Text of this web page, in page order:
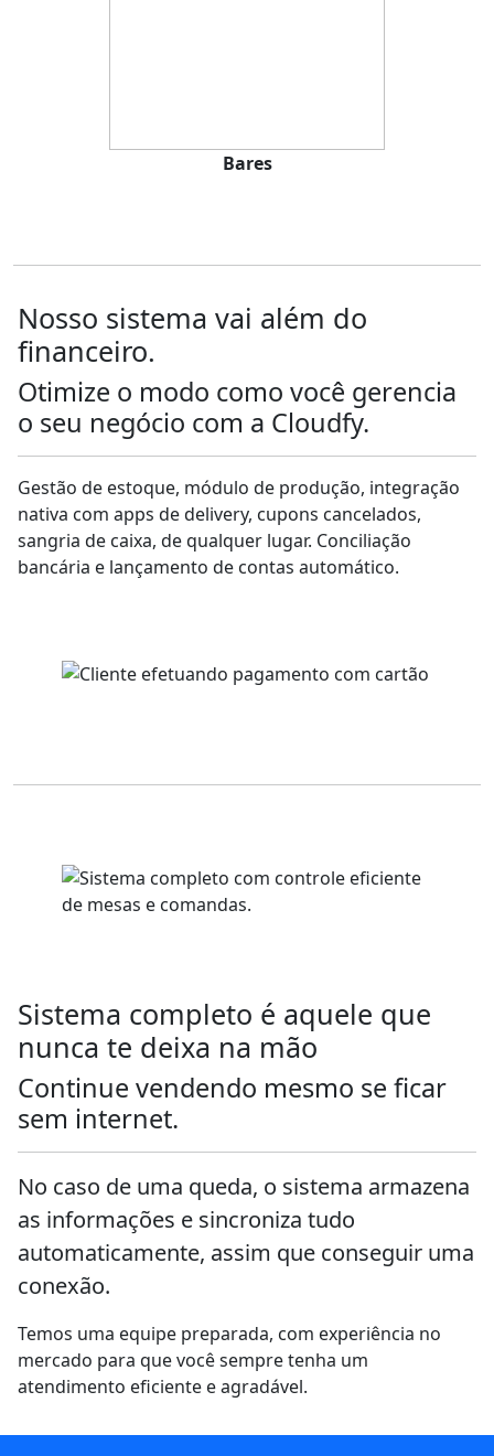
Bares
Nosso sistema vai além do
financeiro.
Otimize o modo como você gerencia
o seu negócio com a Cloudfy.
Gestão de estoque, módulo de produção, integração
nativa com apps de delivery, cupons cancelados,
sangria de caixa, de qualquer lugar. Conciliação
bancária e lançamento de contas automático.
Sistema completo é aquele que
nunca te deixa na mão
Continue vendendo mesmo se ficar
sem internet.
No caso de uma queda, o sistema armazena
as informações e sincroniza tudo
automaticamente, assim que conseguir uma
conexão.
Temos uma equipe preparada, com experiência no
mercado para que você sempre tenha um
atendimento eficiente e agradável.